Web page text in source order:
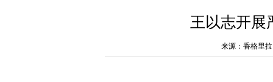
王以志开展
来源：香格里拉